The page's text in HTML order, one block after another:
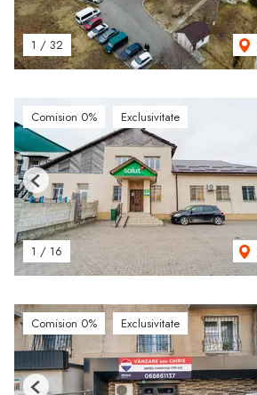
1 / 32
Comision 0% Exclusivitate
1 / 16
Previous
Comision 0% Exclusivitate